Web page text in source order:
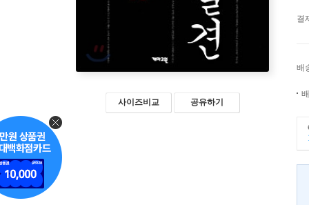
사이즈비교 공유하기
결
배